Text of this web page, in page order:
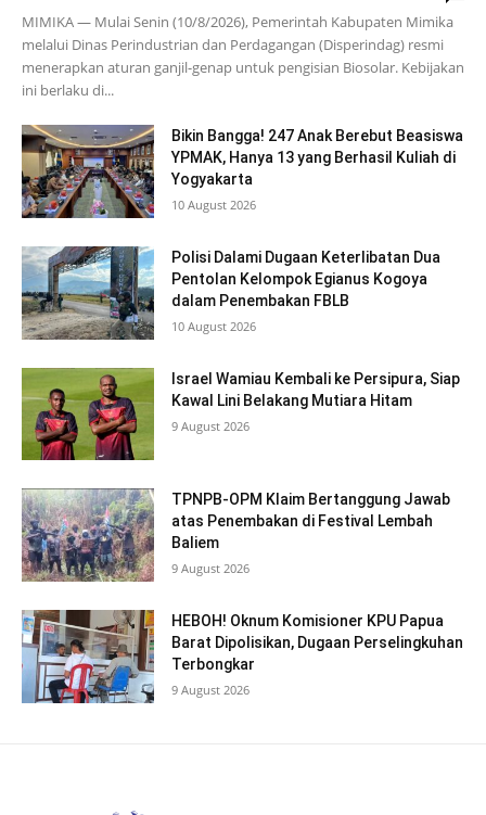
MIMIKA — Mulai Senin (10/8/2026), Pemerintah Kabupaten Mimika
melalui Dinas Perindustrian dan Perdagangan (Disperindag) resmi
menerapkan aturan ganjil-genap untuk pengisian Biosolar. Kebijakan
ini berlaku di...
Bikin Bangga! 247 Anak Berebut Beasiswa
YPMAK, Hanya 13 yang Berhasil Kuliah di
Yogyakarta
10 August 2026
Polisi Dalami Dugaan Keterlibatan Dua
Pentolan Kelompok Egianus Kogoya
dalam Penembakan FBLB
10 August 2026
Israel Wamiau Kembali ke Persipura, Siap
Kawal Lini Belakang Mutiara Hitam
9 August 2026
TPNPB-OPM Klaim Bertanggung Jawab
atas Penembakan di Festival Lembah
Baliem
9 August 2026
HEBOH! Oknum Komisioner KPU Papua
Barat Dipolisikan, Dugaan Perselingkuhan
Terbongkar
9 August 2026